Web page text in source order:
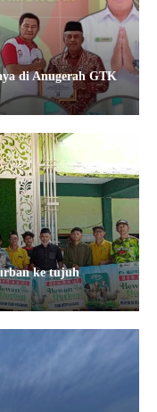
di Anugerah GTK
ke tujuh